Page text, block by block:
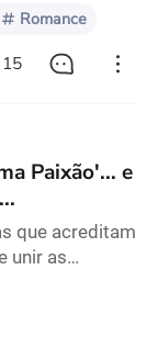
Romance
15
Paixão'... e
que acreditam
unir as
E o meu
ao meu filme